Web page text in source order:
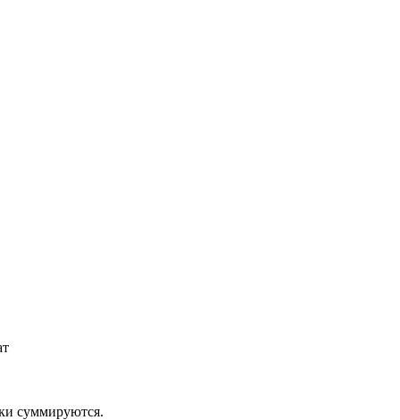
суммируются.